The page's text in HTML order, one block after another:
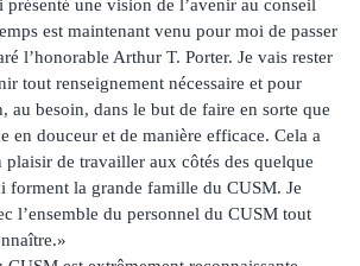
présenté une vision de l’avenir au conseil
est maintenant venu pour moi de passer
l’honorable Arthur T. Porter. Je vais rester
tout renseignement nécessaire et pour
au besoin, dans le but de faire en sorte que
en douceur et de manière efficace. Cela a
de travailler aux côtés des quelque
forment la grande famille du CUSM. Je
l’ensemble du personnel du CUSM tout